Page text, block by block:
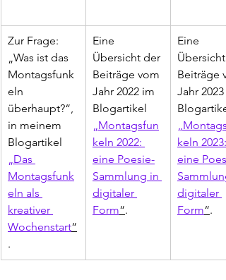
Zur Frage:
„Was ist das
Montagsfunk
eln
überhaupt?“,
in meinem
Blogartikel
„Das
Montagsfunk
eln als
kreativer
Wochenstart“
.
Eine
Übersicht der
Beiträge vom
Jahr 2022 im
Blogartikel
„Montagsfun
keln 2022:
eine Poesie-
Sammlung in
digitaler
Form“.
Eine
Übersicht
Beiträge
Jahr 2023
keln 2023:
eine
digitaler
Form“.